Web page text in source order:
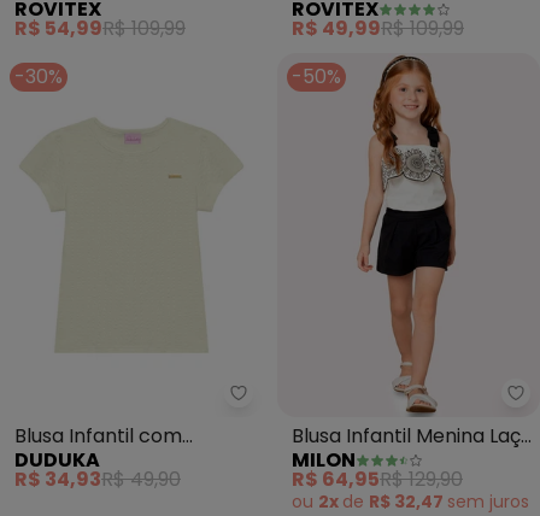
com Estampa (Bege)
ROVITEX
R$ 54,99R$ 109,99
(Bege)
ROVITEX
R$ 49,99R$ 109,99
-30%
Blusa Infantil com
Plaquinha (Bege)
DUDUKA
R$ 34,93R$ 49,90
-50%
Blusa Infantil Menina Laço
Milon (Off White)
MILON
R$ 64,95R$ 129,90
ou 2x de R$ 32,47 sem juros